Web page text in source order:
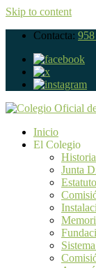
Skip to content
Contacta:
Inicio
El Colegio
Historia
Junta